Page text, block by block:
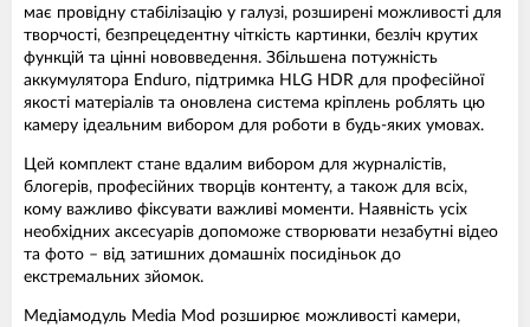
має провідну стабілізацію у галузі, розширені можливості для
творчості, безпрецедентну чіткість картинки, безліч крутих
функцій та цінні нововведення. Збільшена потужність
аккумулятора Enduro, підтримка HLG HDR для професійної
якості матеріалів та оновлена система кріплень роблять цю
камеру ідеальним вибором для роботи в будь-яких умовах.
Цей комплект стане вдалим вибором для журналістів,
блогерів, професійних творців контенту, а також для всіх,
кому важливо фіксувати важливі моменти. Наявність усіх
необхідних аксесуарів допоможе створювати незабутні відео
та фото – від затишних домашніх посидіньок до
екстремальних зйомок.
Медіамодуль Media Mod розширює можливості камери,